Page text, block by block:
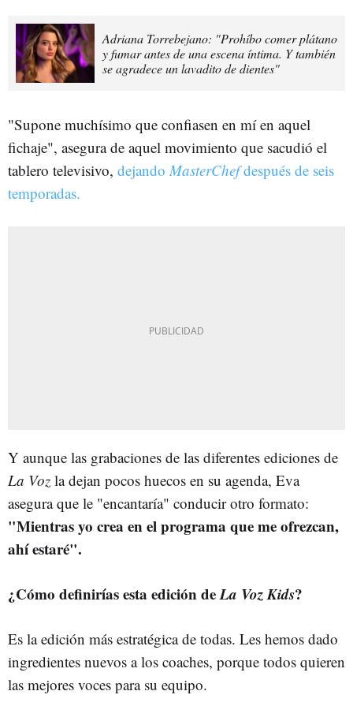
Adriana Torrebejano: "Prohíbo comer plátano
y fumar antes de una escena íntima. Y también
se agradece un lavadito de dientes"
"Supone muchísimo que confiasen en mí en aquel
fichaje", asegura de aquel movimiento que sacudió el
tablero televisivo, dejando MasterChefdespués de seis
temporadas.
Y aunque las grabaciones de las diferentes ediciones de
La Voz la dejan pocos huecos en su agenda, Eva
asegura que le "encantaría" conducir otro formato:
"Mientras yo crea en el programa que me ofrezcan,
ahí estaré".
¿Cómo definirías esta edición deLa Voz Kids?
Es la edición más estratégica de todas. Les hemos dado
ingredientes nuevos a los coaches, porque todos quieren
las mejores voces para su equipo.